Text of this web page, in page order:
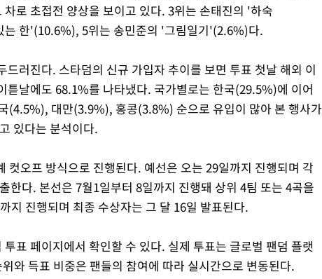
로 초접전 양상을 보이고 있다. 3위는 손태진의 '하숙
한'(10.6%), 5위는 송민준의 '그림일기'(2.6%)다.
러진다. 스타덤의 신규 가입자 추이를 보면 투표 첫날 해외 이
튿날에도 68.1%를 나타냈다. 국가별로는 한국(29.5%)에 이어
(4.5%), 대만(3.9%), 홍콩(3.8%) 순으로 유입이 많아 본 행사가
있다는 분석이다.
컷오프 방식으로 진행된다. 예선은 오는 29일까지 진행되며 각
한다. 본선은 7월1일부터 8일까지 진행돼 상위 4팀 또는 4곡을
지 진행되며 최종 수상자는 그 달 16일 발표된다.
표 페이지에서 확인할 수 있다. 실제 투표는 글로벌 팬덤 플랫
와 득표 비중은 팬들의 참여에 따라 실시간으로 변동된다.